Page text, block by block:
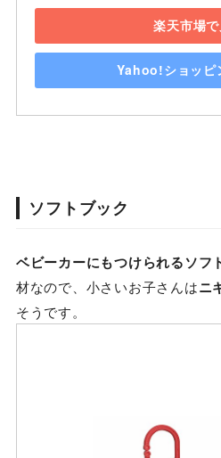
楽天市場
Yahoo!ショッピ
ソフトブック
ベビーカーにもつけられるソフ
材なので、小さいお子さんはニ
そうです。